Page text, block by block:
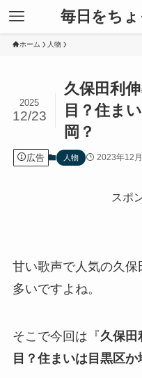
毎日をち
ホーム 人物
久保田利
目？住ま
岡？
2025
12/23
広告 人物 2023年12
スポ
甘い歌声で人気の久
多いですよね。
そこで今回は『久保田
目？住まいは目黒区か